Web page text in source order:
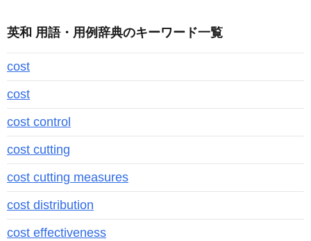
英和 用語・用例辞典のキーワード一覧
cost
cost
cost control
cost cutting
cost cutting measures
cost distribution
cost effectiveness